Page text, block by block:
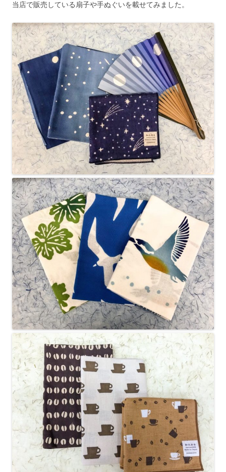
当店で販売している扇子や手ぬぐいを載せてみました。